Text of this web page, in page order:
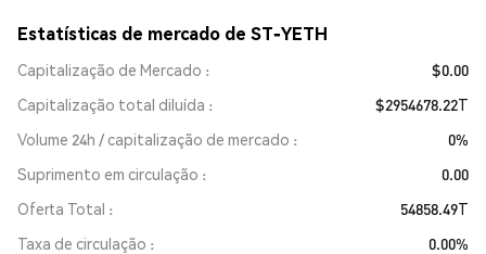
Estatísticas de mercado de ST-YETH
Capitalização de Mercado
$0.00
Capitalização total diluída
$2954678.22T
Volume 24h / capitalização de mercado
0%
Suprimento em circulação
0.00
Oferta Total
54858.49T
Taxa de circulação
0.00%